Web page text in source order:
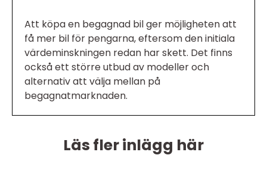
Att köpa en begagnad bil ger möjligheten att
få mer bil för pengarna, eftersom den initiala
värdeminskningen redan har skett. Det finns
också ett större utbud av modeller och
alternativ att välja mellan på
begagnatmarknaden.
Läs fler inlägg här